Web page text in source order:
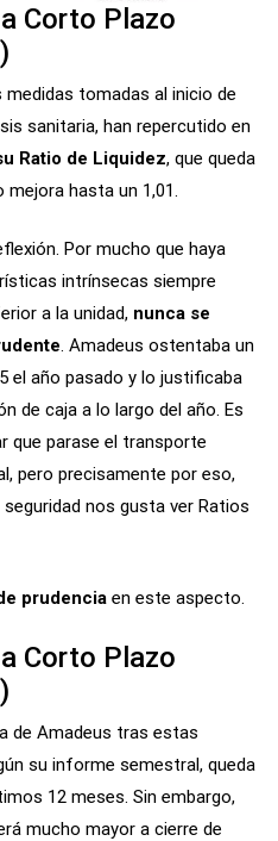
Corto Plazo
tomadas al inicio de
sanitaria, han repercutido en
Ratio de Liquidez, que queda
hasta un 1,01.
Por mucho que haya
intrínsecas siempre
a la unidad, nunca se
. Amadeus ostentaba un
el año pasado y lo justificaba
de caja a lo largo del año. Es
que parase el transporte
pero precisamente por eso,
nos gusta ver Ratios
prudencia en este aspecto.
Corto Plazo
de Amadeus tras estas
su informe semestral, queda
12 meses. Sin embargo,
mucho mayor a cierre de